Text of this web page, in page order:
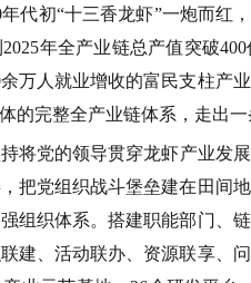
年代初“十三香龙虾”一炮而红，
2025年全产业链总产值突破400
余万人就业增收的富民支柱产
完整全产业链体系，走出
将党的领导贯穿龙虾产业发
把党组织战斗堡垒建在田间
组织体系。搭建职能部门、
建、活动联办、资源联享、